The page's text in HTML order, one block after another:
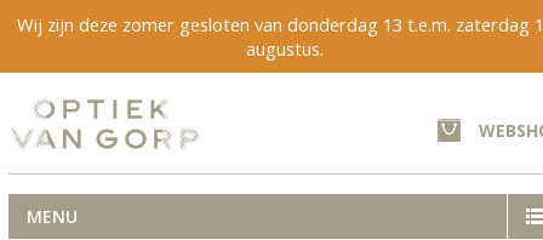
Wij zijn deze zomer gesloten van donderdag 13 t.e.m. zaterdag
augustus.
MENU